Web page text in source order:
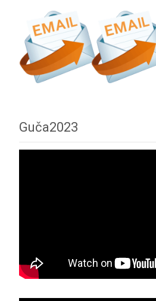
Guča2023